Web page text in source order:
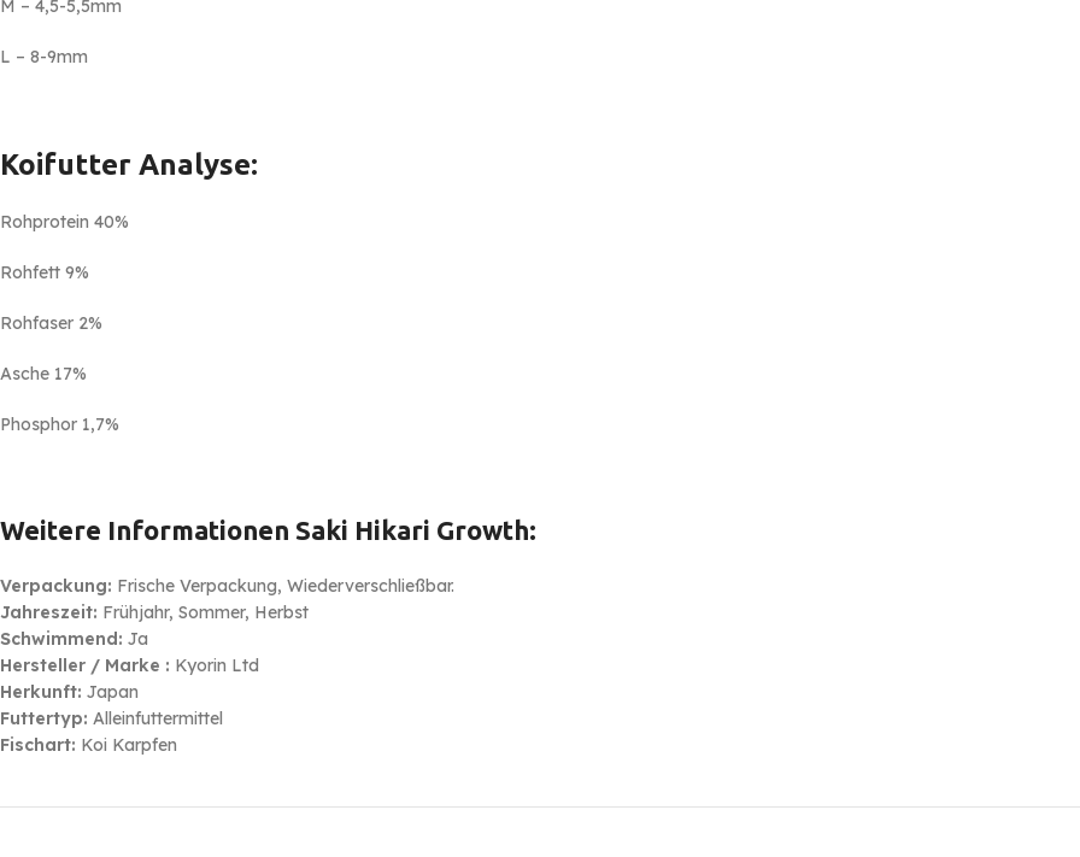
M – 4,5-5,5mm
L – 8-9mm
Koifutter Analyse:
Rohprotein 40%
Rohfett 9%
Rohfaser 2%
Asche 17%
Phosphor 1,7%
Weitere Informationen Saki Hikari Growth:
Verpackung: Frische Verpackung, Wiederverschließbar.
Jahreszeit: Frühjahr, Sommer, Herbst
Schwimmend: Ja
Hersteller / Marke : Kyorin Ltd
Herkunft: Japan
Futtertyp: Alleinfuttermittel
Fischart: Koi Karpfen